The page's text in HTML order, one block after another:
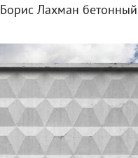
Борис Лахман